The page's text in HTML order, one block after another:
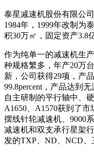
泰星减速机股份有限公
1984年，1999年改制为
积30万㎡，固定资产3.8
作为纯单一的减速机生
种规格繁多，年产20万
新，公司获得29项，产
99.8percent，产品达到
自主研制的平行轴中、
A1650、A1570获到了市
摆线针轮减速机、9000
减速机和双支承行星架
发的TXP、ND、NCD、